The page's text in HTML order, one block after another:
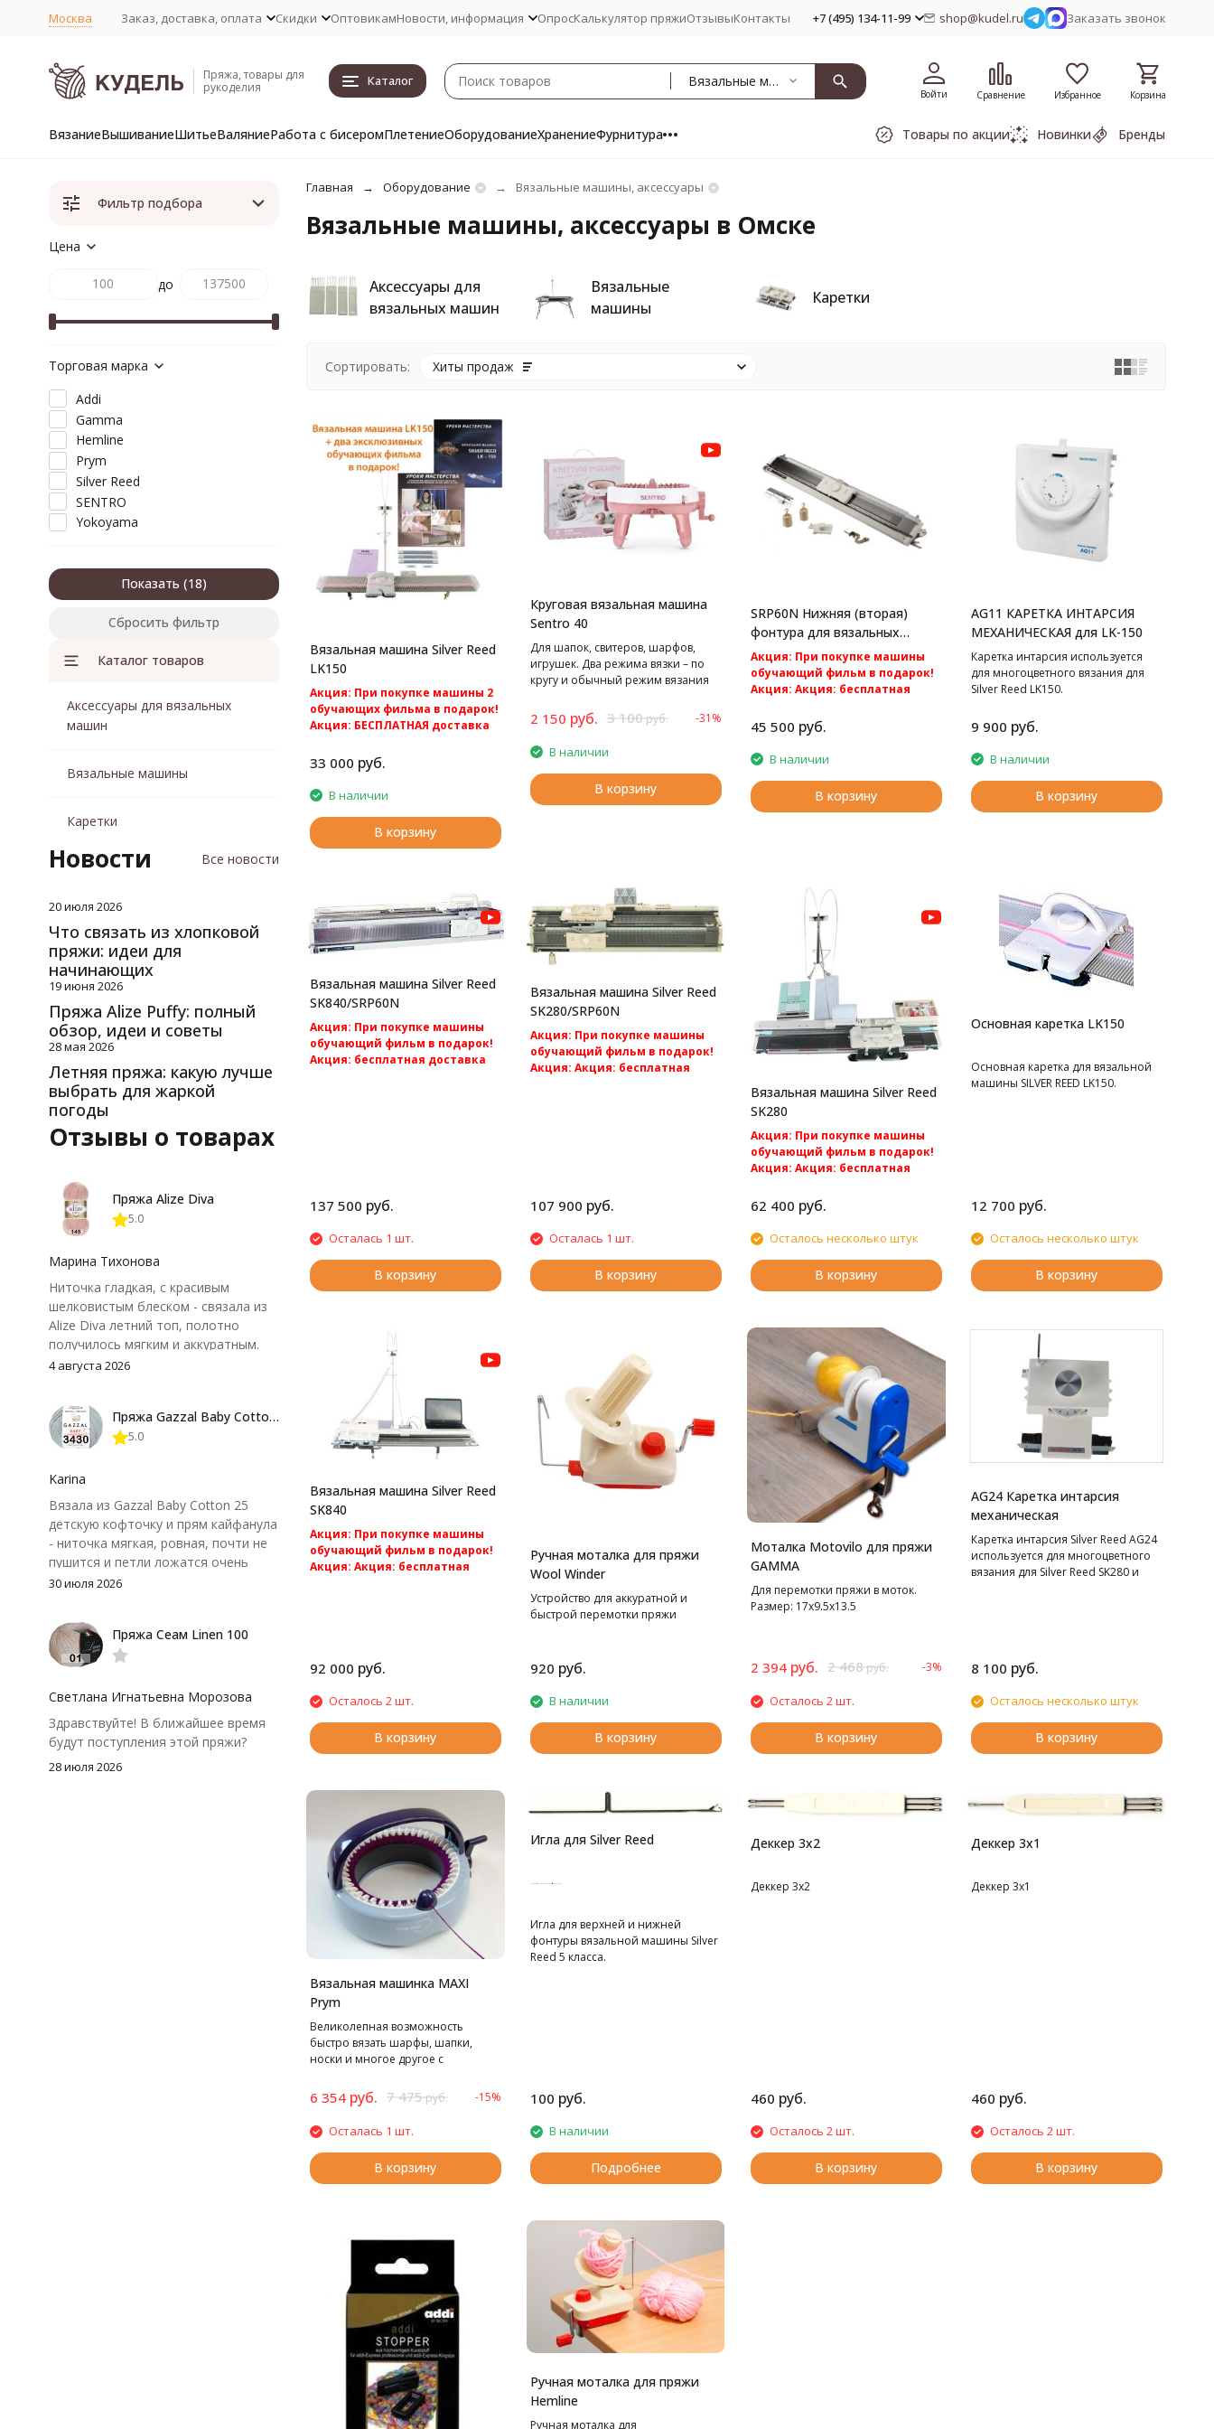
Москва Заказ, доставка, оплата Скидки ОптовикамНовости, информация ОпросКалькулятор пряжиОтзывыКонтакты +7 (495) 134-11-99 shop@kudel.ru Заказать звонок
Пряжа, товары для
рукоделия
Каталог Вязальные машины, аксессуары
Войти Сравнение Избранное Корзина
ВязаниеВышиваниеШитьеВаляниеРабота с бисеромПлетениеОборудованиеХранениеФурнитура Товары по акции Новинки Бренды
Главная Оборудование Вязальные машины, аксессуары
Вязальные машины, аксессуары в Омске
Аксессуары для
вязальных машин
Вязальные
машины
Каретки
Сортировать: Хиты продаж
Вязальная машина Silver Reed
LK150
Акция: При покупке машины 2
обучающих фильма в подарок!
Акция: БЕСПЛАТНАЯ доставка
Silver Reed LK150 Однофонтурная
вязальная машина 4 класса.
33 000 руб.
В наличии
В корзину
Круговая вязальная машина
Sentro 40
Для шапок, свитеров, шарфов,
игрушек. Два режима вязки – по
кругу и обычный режим вязания
2 150 руб. 3 100руб. -31%
В наличии
В корзину
SRP60N Нижняя (вторая)
фонтура для вязальных
машин Silver Reed
Акция: При покупке машины
обучающий фильм в подарок!
Акция: Акция: бесплатная
Вторая фонтура к вязальным
машинам 5 класса Silver Reed
SK280 и Silver Reed SK840.
45 500 руб.
В наличии
В корзину
AG11 КАРЕТКА ИНТАРСИЯ
МЕХАНИЧЕСКАЯ для LK-150
Каретка интарсия используется
для многоцветного вязания для
Silver Reed LK150.
9 900 руб.
В наличии
В корзину
Вязальная машина Silver Reed
SK840/SRP60N
Акция: При покупке машины
обучающий фильм в подарок!
Акция: бесплатная доставка
137 500 руб.
Осталась 1 шт.
В корзину
Вязальная машина Silver Reed
SK280/SRP60N
Акция: При покупке машины
обучающий фильм в подарок!
Акция: Акция: бесплатная
107 900 руб.
Осталась 1 шт.
В корзину
Вязальная машина Silver Reed
SK280
Акция: При покупке машины
обучающий фильм в подарок!
Акция: Акция: бесплатная
Однофонтурная перфокартная
вязальная машина Silver Reed
SK280
62 400 руб.
Осталось несколько штук
В корзину
Основная каретка LK150
Основная каретка для вязальной
машины SILVER REED LK150.
12 700 руб.
Осталось несколько штук
В корзину
Вязальная машина Silver Reed
SK840
Акция: При покупке машины
обучающий фильм в подарок!
Акция: Акция: бесплатная
92 000 руб.
Осталось 2 шт.
В корзину
Ручная моталка для пряжи
Wool Winder
Устройство для аккуратной и
быстрой перемотки пряжи
920 руб.
В наличии
В корзину
Моталка Motovilo для пряжи
GAMMA
Для перемотки пряжи в моток.
Размер: 17х9.5х13.5
2 394 руб. 2 468руб. -3%
Осталось 2 шт.
В корзину
AG24 Каретка интарсия
механическая
Каретка интарсия Silver Reed AG24
используется для многоцветного
вязания для Silver Reed SK280 и
8 100 руб.
Осталось несколько штук
В корзину
Вязальная машинка MAXI
Prym
Великолепная возможность
быстро вязать шарфы, шапки,
носки и многое другое с
6 354 руб. 7 475руб. -15%
Осталась 1 шт.
В корзину
Игла для Silver Reed
Игла для верхней и нижней
фонтуры вязальной машины Silver
Reed 5 класса.
100 руб.
В наличии
Подробнее
Деккер 3х2
Деккер 3х2
460 руб.
Осталось 2 шт.
В корзину
Деккер 3х1
Деккер 3х1
460 руб.
Осталось 2 шт.
В корзину
Ручная моталка для пряжи
Hemline
Ручная моталка для
Фильтр подбора
Цена
до
Торговая марка
Addi
Gamma
Hemline
Prym
Silver Reed
SENTRO
Yokoyama
Показать
Сбросить фильтр
Каталог товаров
Аксессуары для вязальных
машин
Вязальные машины
Каретки
Новости Все новости
20 июля 2026
Что связать из хлопковой
пряжи: идеи для
начинающих
19 июня 2026
Пряжа Alize Puffy: полный
обзор, идеи и советы
28 мая 2026
Летняя пряжа: какую лучше
выбрать для жаркой
погоды
Отзывы о товарах
Пряжа Alize Diva
5.0
Марина Тихонова
Ниточка гладкая, с красивым
шелковистым блеском - связала из
Alize Diva летний топ, полотно
получилось мягким и аккуратным.
Петли хорошо видны, вяжется
нюанс - пряжа немного скользит и
иногда расслаивается, пришлось
крючок поудобнее.
4 августа 2026
Пряжа Gazzal Baby Cotton 25
5.0
Karina
Вязала из Gazzal Baby Cotton 25
детскую кофточку и прям кайфанула
- ниточка мягкая, ровная, почти не
пушится и петли ложатся очень
аккуратно. После стирки полотно
потеряло, цвет тоже не стал
тусклее. Единственный нюанс -
моточки маленькие, расход лучше
чуть-чуть не хватило))
30 июля 2026
Пряжа Сеам Linen 100
Светлана Игнатьевна Морозова
Здравствуйте! В ближайшее время
будут поступления этой пряжи?
28 июля 2026